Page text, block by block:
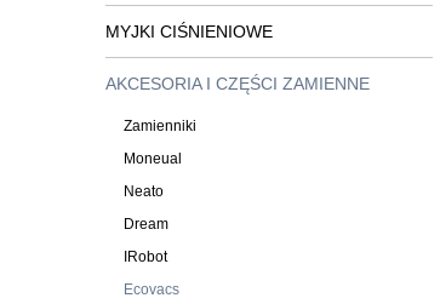
MYJKI CIŚNIENIOWE
AKCESORIA I CZĘŚCI ZAMIENNE
Zamienniki
Moneual
Neato
Dream
IRobot
Ecovacs